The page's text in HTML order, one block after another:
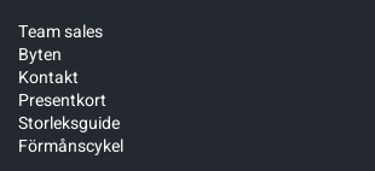
Team sales
Byten
Kontakt
Presentkort
Storleksguide
Förmånscykel